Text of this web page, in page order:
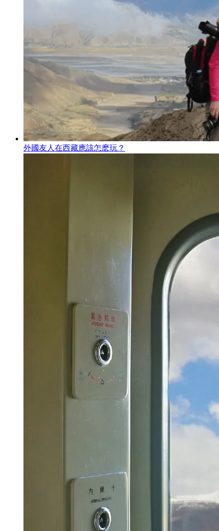
外國友人在西藏應該怎麽玩？